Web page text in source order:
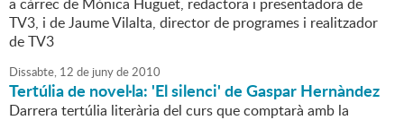
TV3, i de Jaume Vilalta, director de programes i realitzador
de TV3
Dissabte, 12 de junyde2010
Tertúlia de novel·la: 'El silenci' de Gaspar Hernàndez
Darrera tertúlia literària del curs que comptarà amb la